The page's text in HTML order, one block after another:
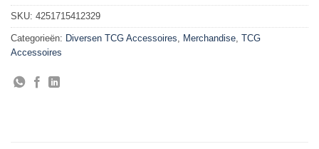
SKU: 4251715412329
Categorieën: Diversen TCG Accessoires, Merchandise, TCG
Accessoires